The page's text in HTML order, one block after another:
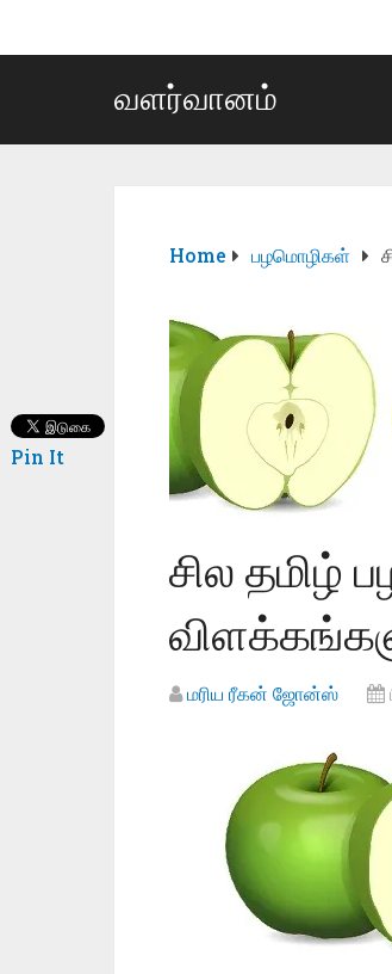
வளர்வானம்
Home பழமொழிகள்
சில தமிழ்
மரிய ரீகன் ஜோன்ஸ்
Pin It